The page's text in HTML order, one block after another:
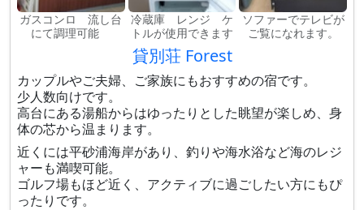
ガスコンロ 流し台
にて調理可能
冷蔵庫 レンジ ケ
トルが使用できます
ソファーでテレビが
ご覧になれます。
貸別荘 Forest
カップルやご夫婦、ご家族にもおすすめの宿です。
少人数向けです。
高台にある湯船からはゆったりとした眺望が楽しめ、身
体の芯から温まります。
近くには平砂浦海岸があり、釣りや海水浴など海のレジ
ャーも満喫可能。
ゴルフ場もほど近く、アクティブに過ごしたい方にもぴ
ったりです。